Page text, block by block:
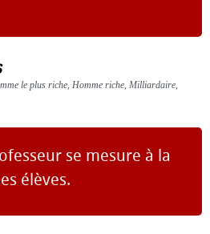
le plus riche, Homme riche, Milliardaire,
se mesure à la
élèves.